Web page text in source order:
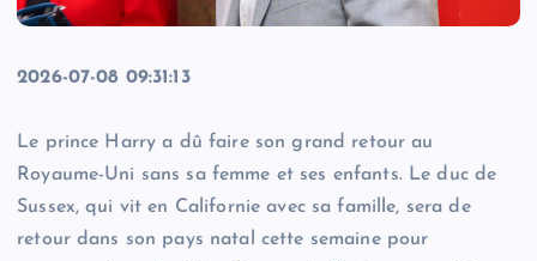
2026-07-08 09:31:13
Le prince Harry a dû faire son grand retour au
Royaume-Uni sans sa femme et ses enfants. Le duc de
Sussex, qui vit en Californie avec sa famille, sera de
retour dans son pays natal cette semaine pour